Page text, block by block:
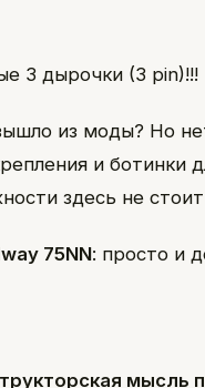
3 дырочки (3 pin)!!!
из моды? Но
и ботинки
здесь не
75NN: просто и
мысль